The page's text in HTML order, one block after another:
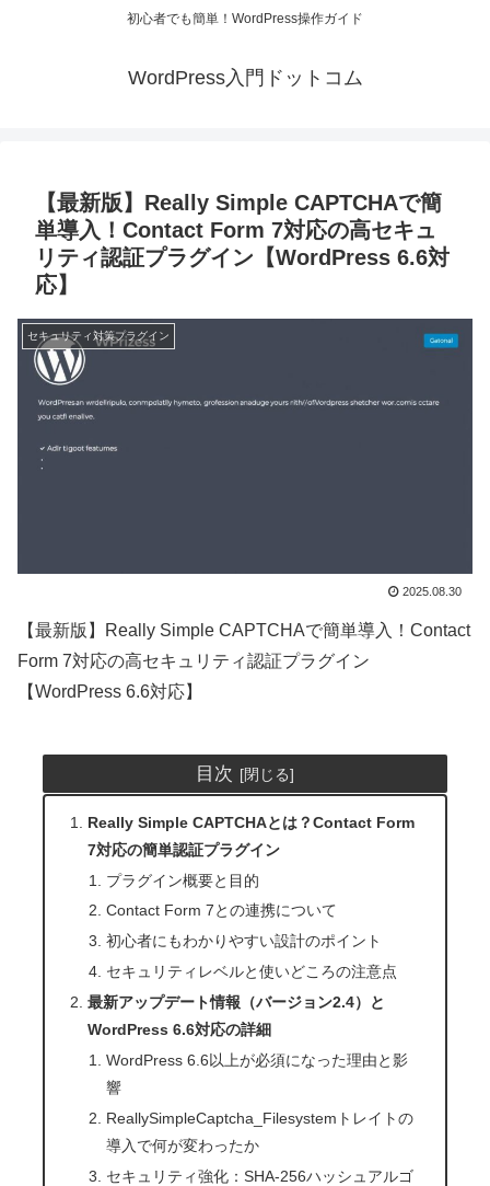
初心者でも簡単！WordPress操作ガイド
WordPress入門ドットコム
【最新版】Really Simple CAPTCHAで簡
単導入！Contact Form 7対応の高セキュ
リティ認証プラグイン【WordPress 6.6対
応】
セキュリティ対策プラグイン
2025.08.30
【最新版】Really Simple CAPTCHAで簡単導入！Contact
Form 7対応の高セキュリティ認証プラグイン
【WordPress 6.6対応】
目次
Really Simple CAPTCHAとは？Contact Form
7対応の簡単認証プラグイン
プラグイン概要と目的
Contact Form 7との連携について
初心者にもわかりやすい設計のポイント
セキュリティレベルと使いどころの注意点
最新アップデート情報（バージョン2.4）と
WordPress 6.6対応の詳細
WordPress 6.6以上が必須になった理由と影
響
ReallySimpleCaptcha_Filesystemトレイトの
導入で何が変わったか
セキュリティ強化：SHA-256ハッシュアルゴ